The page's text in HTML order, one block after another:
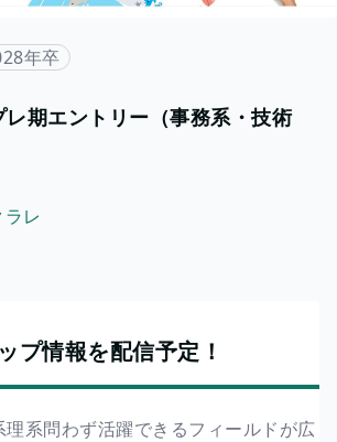
年卒
レ期エントリー（事務系・技術
レ
プ情報を配信予定！
理系問わず活躍できるフィールドが広